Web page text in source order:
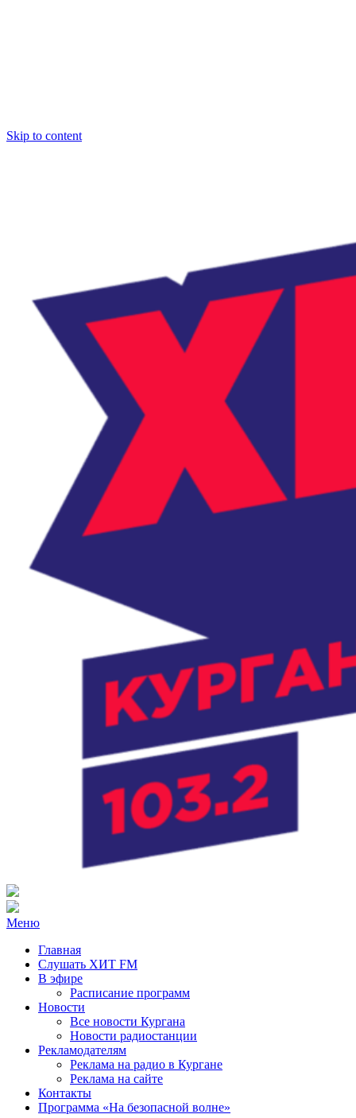
Skip to content
Радио ХИТ FM Курган
103.2 FM
Меню
Главная
Слушать ХИТ FM
В эфире
Расписание программ
Новости
Все новости Кургана
Новости радиостанции
Рекламодателям
Реклама на радио в Кургане
Реклама на сайте
Контакты
Программа «На безопасной волне»